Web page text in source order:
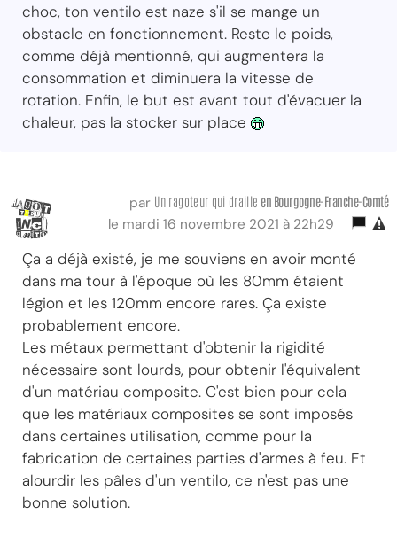
choc, ton ventilo est naze s'il se mange un
obstacle en fonctionnement. Reste le poids,
comme déjà mentionné, qui augmentera la
consommation et diminuera la vitesse de
rotation. Enfin, le but est avant tout d'évacuer la
chaleur, pas la stocker sur place
par Un ragoteur qui draille en Bourgogne-Franche-Comté
le mardi 16 novembre 2021 à 22h29
Ça a déjà existé, je me souviens en avoir monté
dans ma tour à l'époque où les 80mm étaient
légion et les 120mm encore rares. Ça existe
probablement encore.
Les métaux permettant d'obtenir la rigidité
nécessaire sont lourds, pour obtenir l'équivalent
d'un matériau composite. C'est bien pour cela
que les matériaux composites se sont imposés
dans certaines utilisation, comme pour la
fabrication de certaines parties d'armes à feu. Et
alourdir les pâles d'un ventilo, ce n'est pas une
bonne solution.